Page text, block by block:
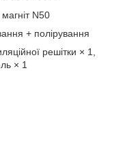
N50
+ полірування
решітки × 1,
× 1